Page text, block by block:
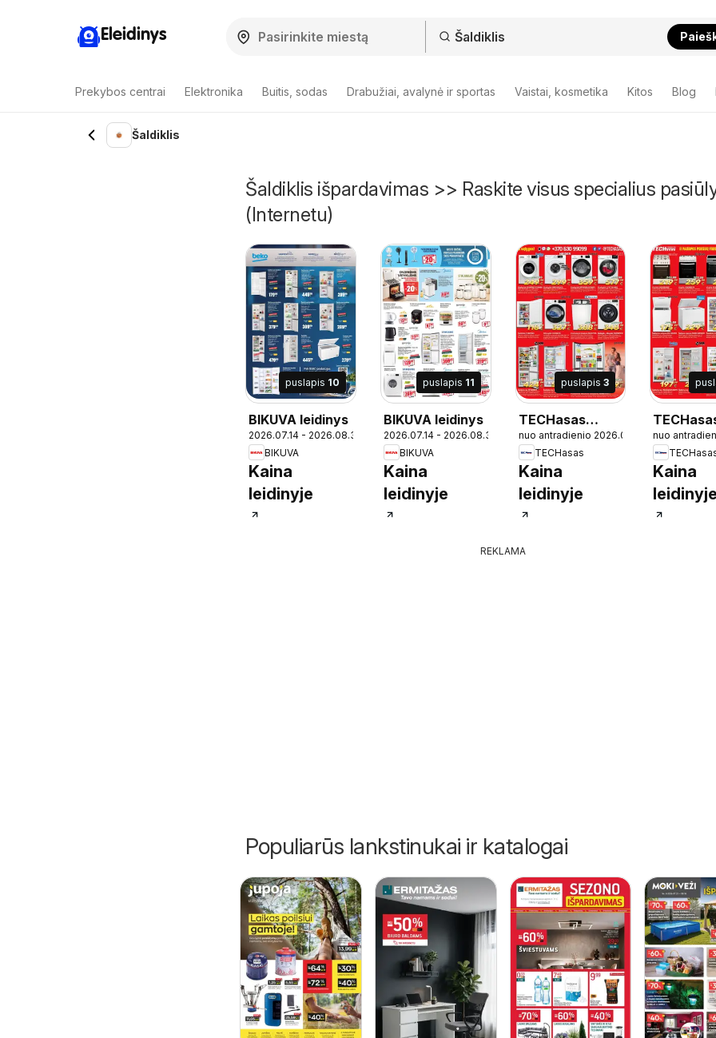
Eleidinys
Prekybos centrai Elektronika Buitis, sodas Drabužiai, avalynė ir sportas Vaistai, kosmetika Kitos Blog
Šaldiklis
Šaldiklis išpardavimas >> Raskite visus specialius
(Internetu)
puslapis 10
BIKUVA leidinys
2026.07.14 - 2026.08.30
BIKUVA
Kaina
leidinyje
puslapis 11
BIKUVA leidinys
2026.07.14 - 2026.08.30
BIKUVA
Kaina
leidinyje
puslapis3
TECHasas
leidinys
nuo antradienio 2026.07.07
TECHasas
Kaina
leidinyje
leidinys
nuo
Kaina
leidinyje
REKLAMA
Populiarūs lankstinukai ir katalogai